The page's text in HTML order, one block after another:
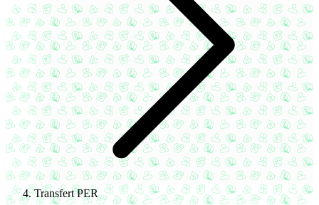
Transfert PER